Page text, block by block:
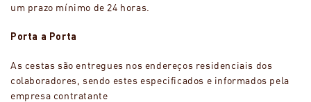
um prazo mínimo de 24 horas.
Porta a Porta
As cestas são entregues nos endereços residenciais dos
colaboradores, sendo estes especificados e informados pela
empresa contratante